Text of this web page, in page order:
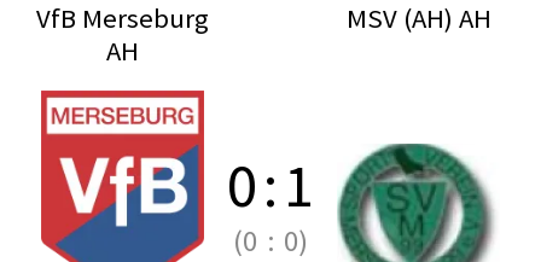
VfB Merseburg
AH
MSV (AH) AH
0:1
(0 : 0)